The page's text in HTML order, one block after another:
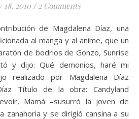
2010 / 2 Comments
al manga y al anime, que un
de bodrios de Gonzo, Sunrise
y dijo: Qué demonios, haré mi
realizado por Magdalena Díaz
Título de la obra: Candyland
Mamá –susurró la joven de
zanahoria y se dirigió cansina a su